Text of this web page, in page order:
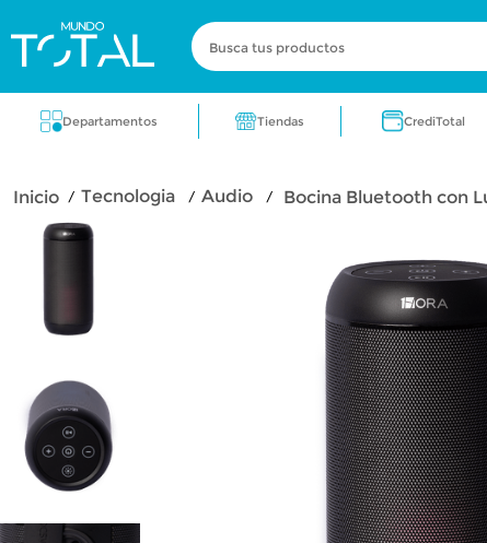
Busca tus productos
Departamentos Tiendas CrediTotal
tecnologia audio
Bocina Bluetooth con
Términos más buscados
zapatos para dama
lavadora